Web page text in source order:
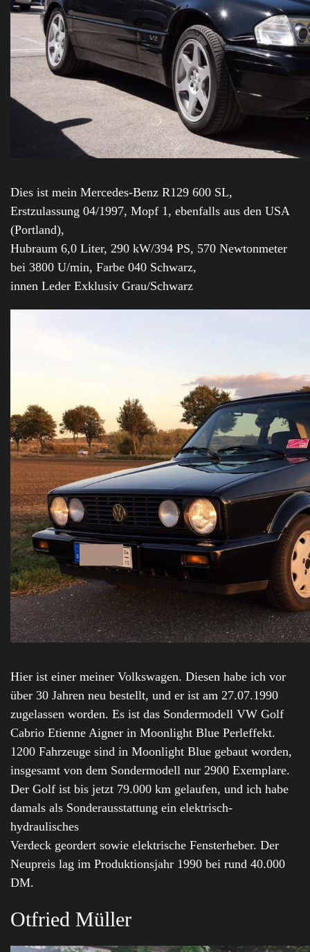
Dies ist mein Mercedes-Benz R129 600 SL,
Erstzulassung 04/1997, Mopf 1, ebenfalls aus den USA
(Portland),
Hubraum 6,0 Liter, 290 kW/394 PS, 570 Newtonmeter
bei 3800 U/min, Farbe 040 Schwarz,
innen Leder Exklusiv Grau/Schwarz
Hier ist einer meiner Volkswagen. Diesen habe ich vor
über 30 Jahren neu bestellt, und er ist am 27.07.1990
zugelassen worden. Es ist das Sondermodell VW Golf
Cabrio Etienne Aigner in Moonlight Blue Perleffekt.
1200 Fahrzeuge sind in Moonlight Blue gebaut worden,
insgesamt von dem Sondermodell nur 2900 Exemplare.
Der Golf ist bis jetzt 79.000 km gelaufen, und ich habe
damals als Sonderausstattung ein elektrisch-
hydraulisches
Verdeck geordert sowie elektrische Fensterheber. Der
Neupreis lag im Produktionsjahr 1990 bei rund 40.000
DM.
Otfried Müller